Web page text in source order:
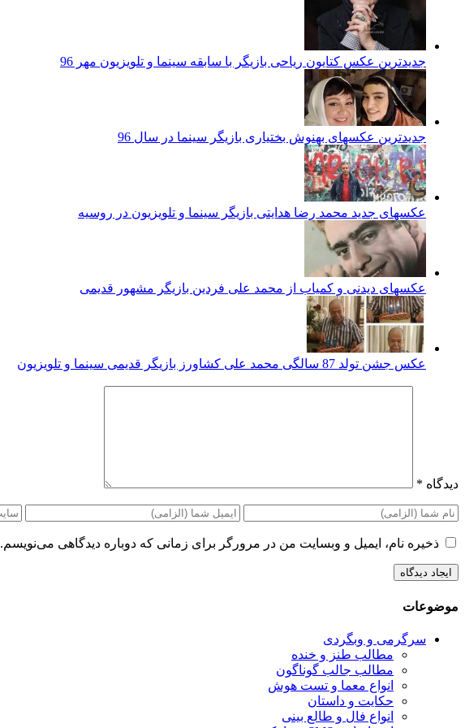
جدیدترین عکس کتایون ریاحی بازیگر با سابقه سینما و تلویزیون مهر 96
جدیدترین عکسهای بهنوش بختیاری بازیگر سینما در سال 96
عکسهای جدید محمد رضا هدایتی بازیگر سینما و تلویزیون در روسیه
عکسهای دیدنی و کمیاب از محمد علی فردین بازیگر مشهور قدیمی
عکس جشن تولد 87 سالگی محمد علی کشاورز بازیگر قدیمی سینما و تلویزیون
دیدگاه *
ذخیره نام، ایمیل و وبسایت من در مرورگر برای زمانی که دوباره دیدگاهی می‌نویسم.
موضوعات
سرگرمی و وبگردی
مطالب طنز و خنده
مطالب جالب گوناگون
انواع معما و تست هوش
حکایت و داستان
انواع فال و طالع بینی